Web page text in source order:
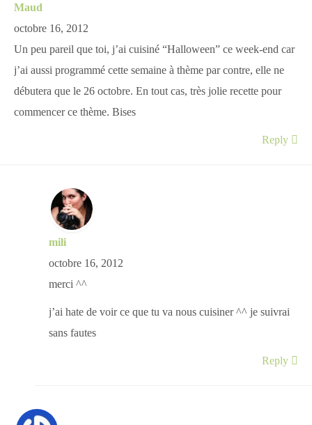
Maud
octobre 16, 2012
Un peu pareil que toi, j’ai cuisiné “Halloween” ce week-end car
j’ai aussi programmé cette semaine à thème par contre, elle ne
débutera que le 26 octobre. En tout cas, très jolie recette pour
commencer ce thème. Bises
Reply
mili
octobre 16, 2012
merci ^^
j’ai hate de voir ce que tu va nous cuisiner ^^ je suivrai
sans fautes
Reply